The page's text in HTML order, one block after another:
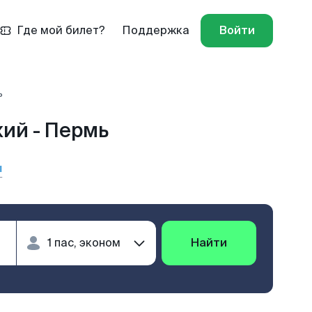
Где мой билет? Поддержка Войти
- Пермь
Найти